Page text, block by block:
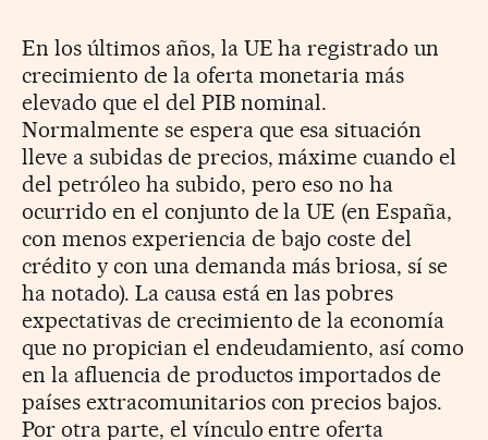
En los últimos años, la UE ha registrado un
crecimiento de la oferta monetaria más
elevado que el del PIB nominal.
Normalmente se espera que esa situación
lleve a subidas de precios, máxime cuando el
del petróleo ha subido, pero eso no ha
ocurrido en el conjunto de la UE (en España,
con menos experiencia de bajo coste del
crédito y con una demanda más briosa, sí se
ha notado). La causa está en las pobres
expectativas de crecimiento de la economía
que no propician el endeudamiento, así como
en la afluencia de productos importados de
países extracomunitarios con precios bajos.
Por otra parte, el vínculo entre oferta